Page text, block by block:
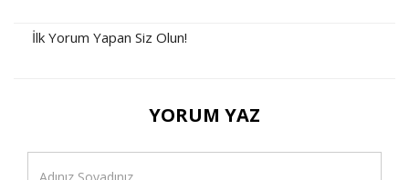
İlk Yorum Yapan Siz Olun!
YORUM YAZ